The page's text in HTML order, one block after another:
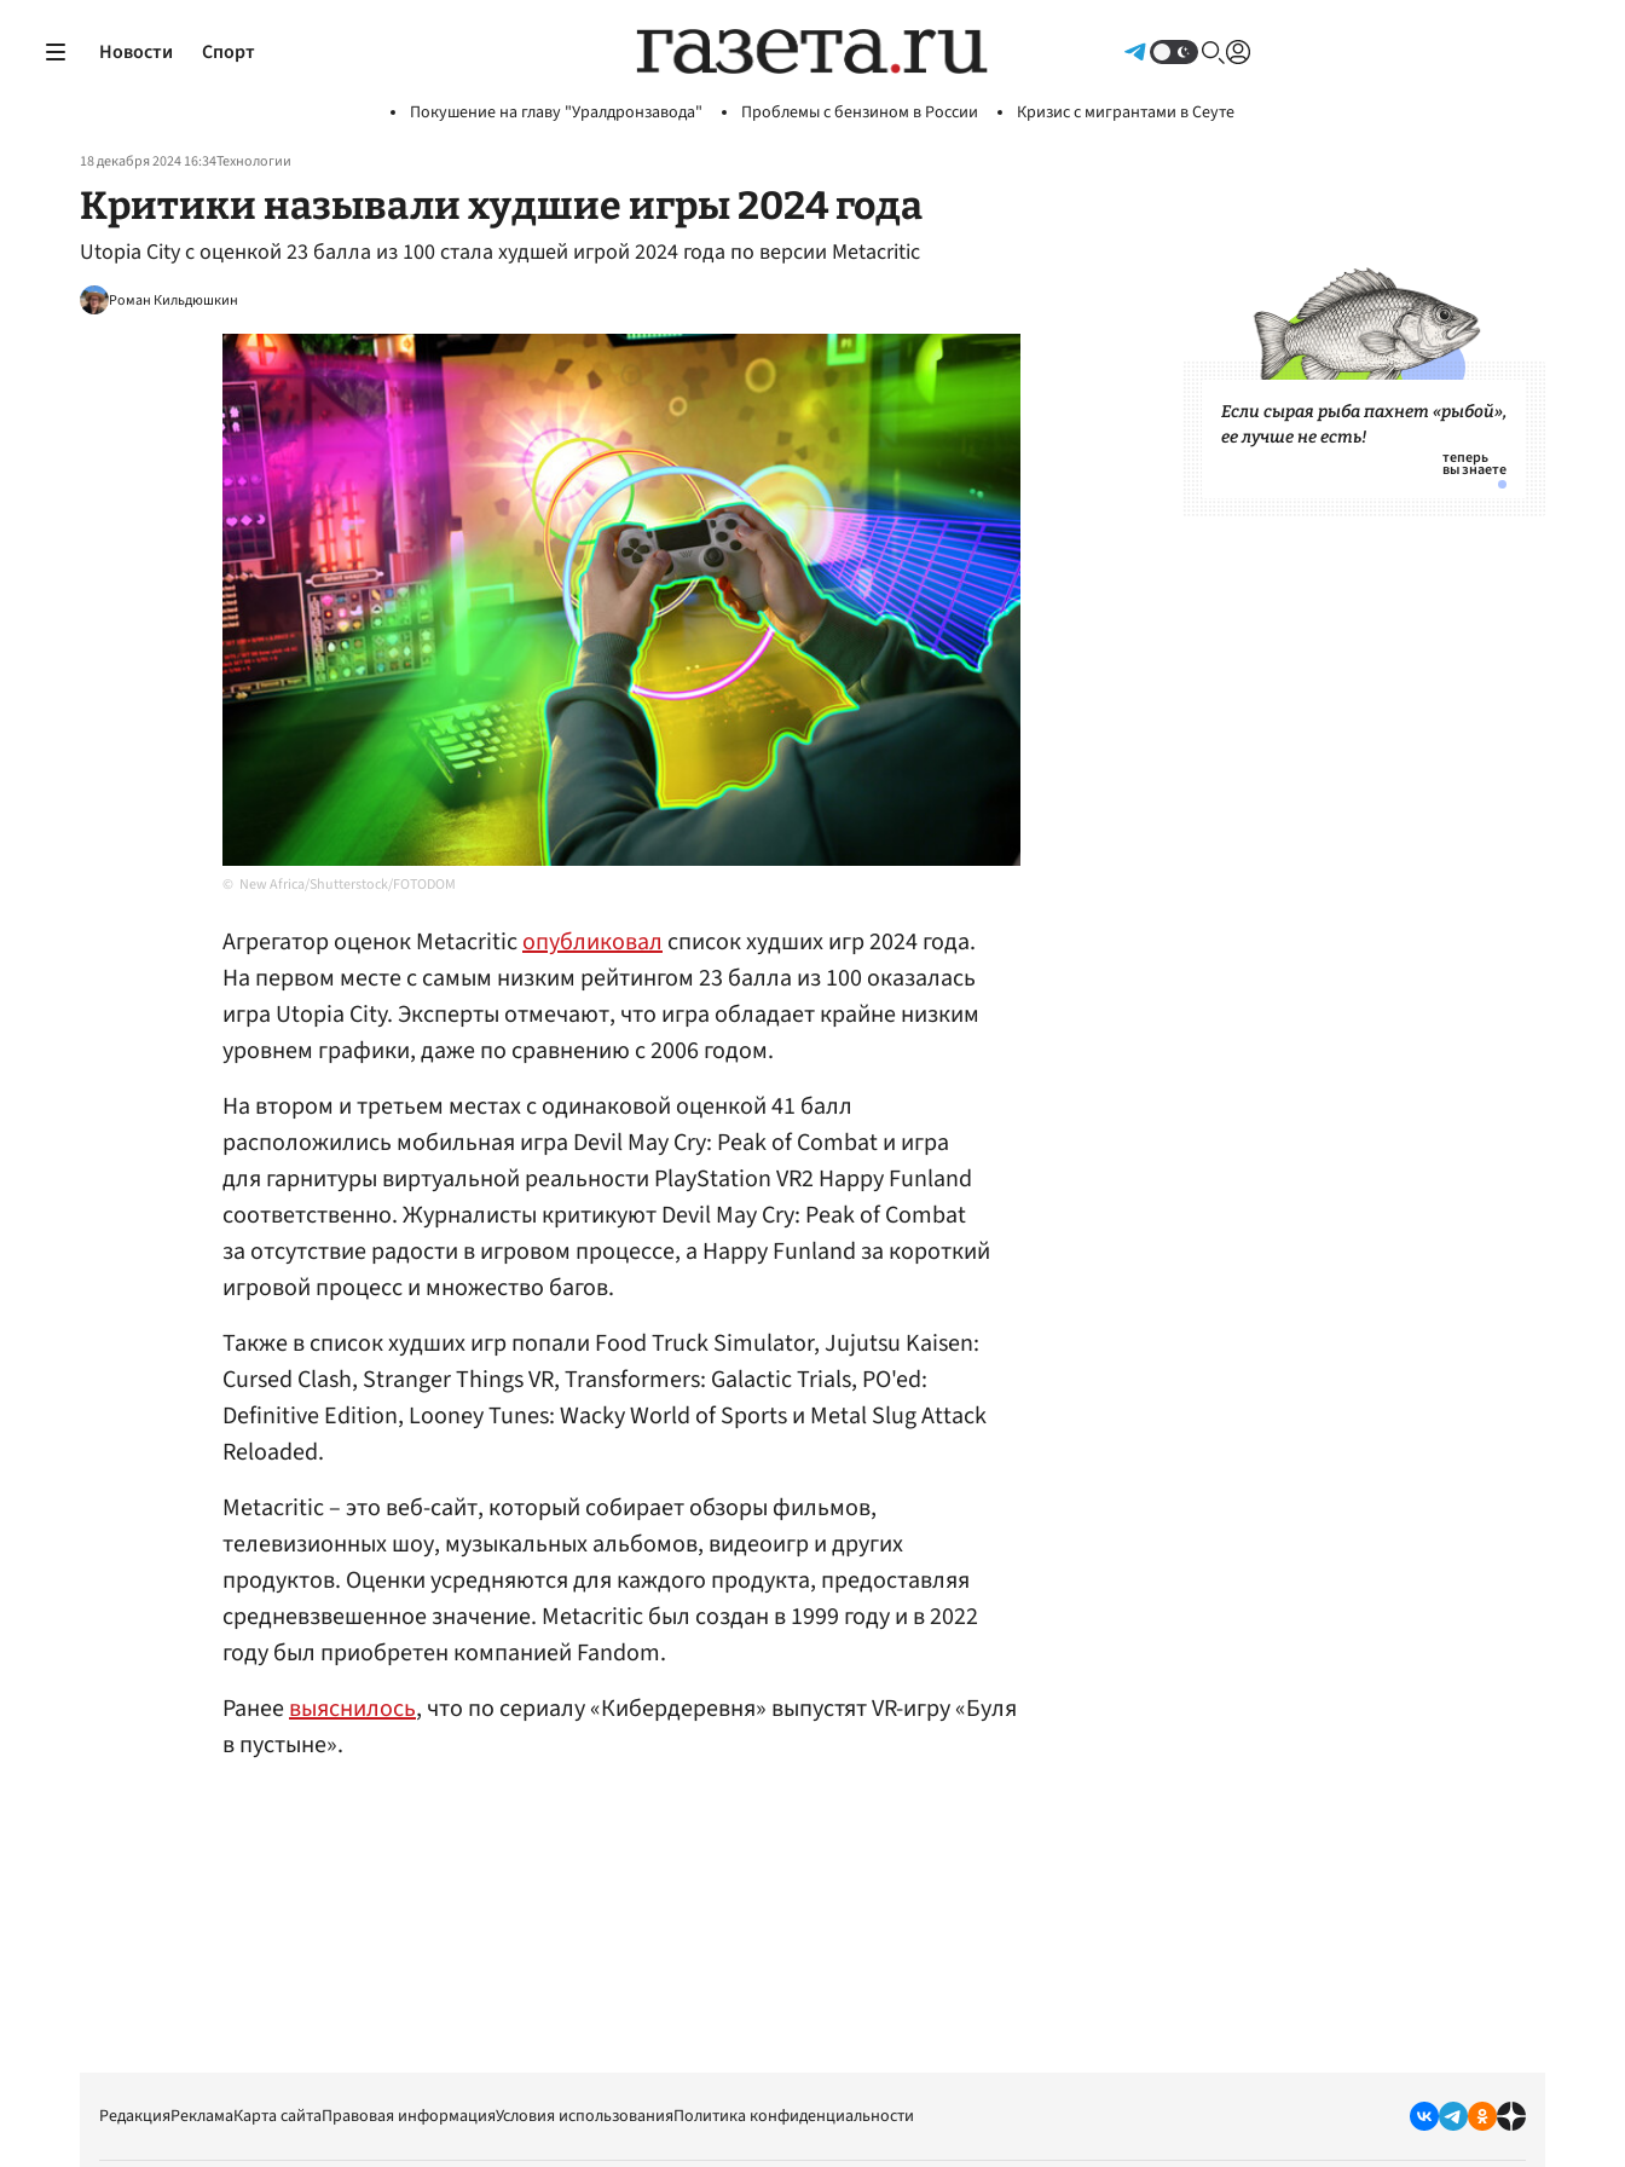
Новости Спорт
Покушение на главу "Уралдронзавода" Проблемы с бензином в России Кризис с мигрантами в Сеуте
18 декабря 2024 16:34Технологии
Критики называли худшие игры 2024 года
Utopia City с оценкой 23 балла из 100 стала худшей игрой 2024 года по версии Metacritic
Роман Кильдюшкин
New Africa/Shutterstock/FOTODOM
Агрегатор оценок Metacriticопубликовалсписок худших игр 2024 года.
На первом месте с самым низким рейтингом 23 балла из 100 оказалась
игра Utopia City. Эксперты отмечают, что игра обладает крайне низким
уровнем графики, даже по сравнению с 2006 годом.
На втором и третьем местах с одинаковой оценкой 41 балл
расположились мобильная игра Devil May Cry: Peak of Combat и игра
для гарнитуры виртуальной реальности PlayStation VR2 Happy Funland
соответственно. Журналисты критикуют Devil May Cry: Peak of Combat
за отсутствие радости в игровом процессе, а Happy Funland за короткий
игровой процесс и множество багов.
Также в список худших игр попали Food Truck Simulator, Jujutsu Kaisen:
Cursed Clash, Stranger Things VR, Transformers: Galactic Trials, PO'ed:
Definitive Edition, Looney Tunes: Wacky World of Sports и Metal Slug Attack
Reloaded.
Metacritic – это веб-сайт, который собирает обзоры фильмов,
телевизионных шоу, музыкальных альбомов, видеоигр и других
продуктов. Оценки усредняются для каждого продукта, предоставляя
средневзвешенное значение. Metacritic был создан в 1999 году и в 2022
году был приобретен компанией Fandom.
Ранеевыяснилось, что по сериалу «Кибердеревня» выпустят VR-игру «Буля
в пустыне».
Если сырая рыба пахнет «рыбой»,
ее лучше не есть!
РедакцияРекламаКарта сайтаПравовая информацияУсловия использованияПолитика конфиденциальности